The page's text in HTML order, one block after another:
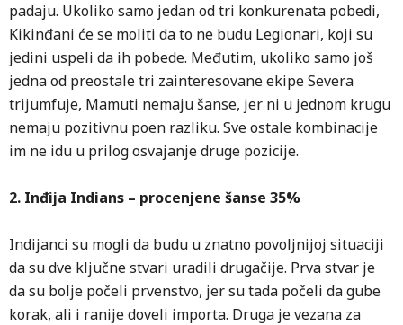
padaju. Ukoliko samo jedan od tri konkurenata pobedi,
Kikinđani će se moliti da to ne budu Legionari, koji su
jedini uspeli da ih pobede. Međutim, ukoliko samo još
jedna od preostale tri zainteresovane ekipe Severa
trijumfuje, Mamuti nemaju šanse, jer ni u jednom krugu
nemaju pozitivnu poen razliku. Sve ostale kombinacije
im ne idu u prilog osvajanje druge pozicije.
2. Inđija Indians – procenjene šanse 35%
Indijanci su mogli da budu u znatno povoljnijoj situaciji
da su dve ključne stvari uradili drugačije. Prva stvar je
da su bolje počeli prvenstvo, jer su tada počeli da gube
korak, ali i ranije doveli importa. Druga je vezana za